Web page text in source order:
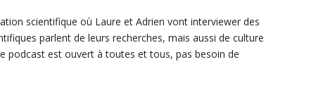
scientifique où Laure et Adrien vont interviewer des
parlent de leurs recherches, mais aussi de culture
podcast est ouvert à toutes et tous, pas besoin de